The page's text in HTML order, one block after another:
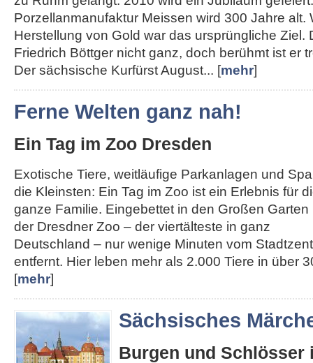
Porzellanmanufaktur Meissen wird 300 Jahre
Herstellung von Gold war das ursprüngliche Ziel.
Friedrich Böttger nicht ganz, doch berühmt ist er
Der sächsische Kurfürst August... [mehr]
Ferne Welten ganz nah!
Ein Tag im Zoo Dresden
Exotische Tiere, weitläufige Parkanlagen und
die Kleinsten: Ein Tag im Zoo ist ein Erlebnis für
ganze Familie. Eingebettet in den Großen Garten
der Dresdner Zoo – der viertälteste in ganz
Deutschland – nur wenige Minuten vom
entfernt. Hier leben mehr als 2.000 Tiere in über
[mehr]
Sächsisches
Burgen und Schlösser